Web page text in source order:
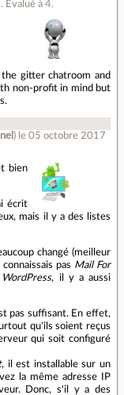
. Évalué à 4.
gitter chatroom and
non-profit in mind but
) le 05 octobre 2017
bien
écrit
mais il y a des listes
changé (meilleur
pas Mail For
WordPress, il y a aussi
pas suffisant. En effet,
qu'ils soient reçus
qui soit configuré
, il est installable sur un
la même adresse IP
Donc, s'il y a des